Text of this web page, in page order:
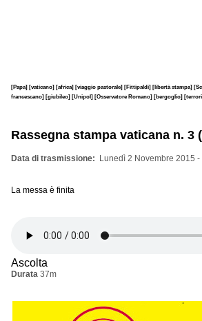
[Papa] [vaticano] [africa] [viaggio pastorale] [Fittipaldi] [libertà stampa]
francescano] [giubileo] [Unipol] [Osservatore Romano] [bergoglio]
Rassegna stampa vaticana n. 3
Data di trasmissione Lunedì 2 Novembre 2015 -
La messa è finita
Ascolta
Durata 37m